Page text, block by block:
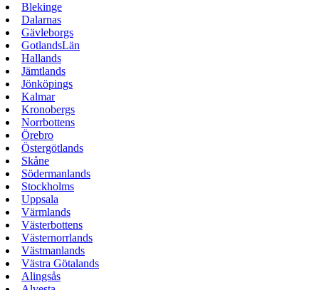
Blekinge
Dalarnas
Gävleborgs
GotlandsLän
Hallands
Jämtlands
Jönköpings
Kalmar
Kronobergs
Norrbottens
Örebro
Östergötlands
Skåne
Södermanlands
Stockholms
Uppsala
Värmlands
Västerbottens
Västernorrlands
Västmanlands
Västra Götalands
Alingsås